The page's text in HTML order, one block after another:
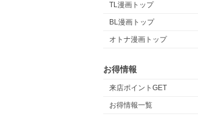
TL漫画トップ
BL漫画トップ
オトナ漫画トップ
お得情報
来店ポイントGET
お得情報一覧